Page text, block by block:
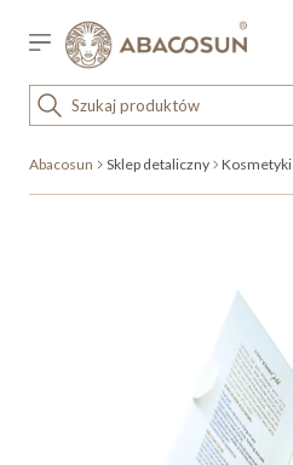
Sklep detaliczny
OUTLET
KOSMETYKI
Abacosun Sklep detaliczny Kosmetyki